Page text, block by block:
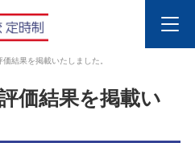
結果を掲載いたしました。
価結果を掲載い